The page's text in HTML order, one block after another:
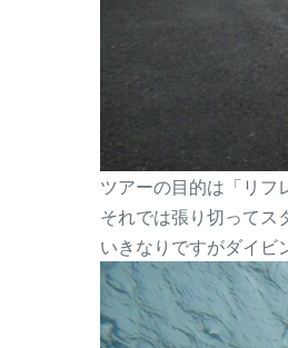
ツアーの目的は「リフ
それでは張り切ってス
いきなりですがダイビ